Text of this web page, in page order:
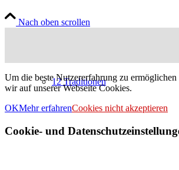
12 Traditionen
Nach oben scrollen
Um die beste Nutzererfahrung zu
wir auf unserer Webseite Cookies.
OKMehr erfahrenCookies nicht akzeptieren
Cookie- und